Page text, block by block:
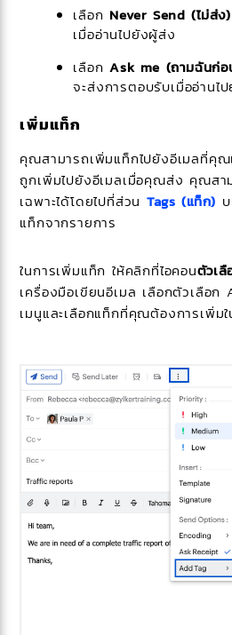
เลือก Never Send (ไม่ส่ง)
เมื่ออ่านไปยังผู้ส่ง
เลือกAsk me (ถามฉันก่อ
จะส่งการตอบรับเมื่ออ่านไ
เพิ่มแท็ก
คุณสามารถเพิ่มแท็กไปยังอีเมลที่คุณ
ถูกเพิ่มไปยังอีเมลเมื่อคุณส่ง คุณสา
เฉพาะได้โดยไปที่ส่วนTags (แท็ก)
แท็กจากรายการ
ในการเพิ่มแท็ก ให้คลิกที่ไอคอนตัวเ
เครื่องมือเขียนอีเมล เลือกตัวเลือก
เมนูและเลือกแท็กที่คุณต้องการเพิ่มใ